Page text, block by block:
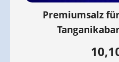
Premiumsalz